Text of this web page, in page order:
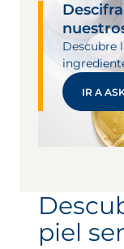
Descubre
IR A
piel